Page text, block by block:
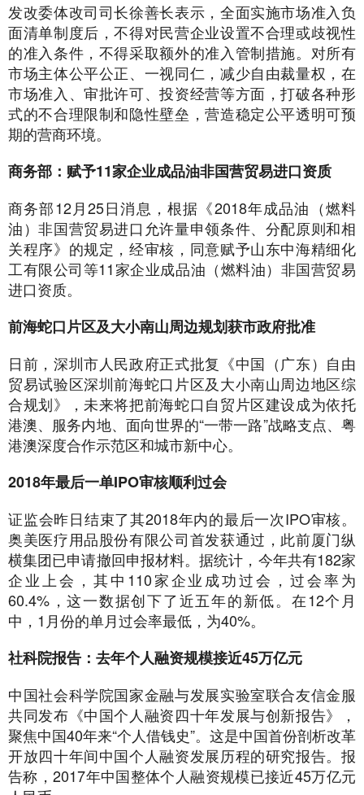
发改委体改司司长徐善长表示，全面实施市场准入负
面清单制度后，不得对民营企业设置不合理或歧视性
的准入条件，不得采取额外的准入管制措施。对所有
市场主体公平公正、一视同仁，减少自由裁量权，在
市场准入、审批许可、投资经营等方面，打破各种形
式的不合理限制和隐性壁垒，营造稳定公平透明可预
期的营商环境。
商务部：赋予11家企业成品油非国营贸易进口资质
商务部12月25日消息，根据《2018年成品油（燃料
油）非国营贸易进口允许量申领条件、分配原则和相
关程序》的规定，经审核，同意赋予山东中海精细化
工有限公司等11家企业成品油（燃料油）非国营贸易
进口资质。
前海蛇口片区及大小南山周边规划获市政府批准
日前，深圳市人民政府正式批复《中国（广东）自由
贸易试验区深圳前海蛇口片区及大小南山周边地区综
合规划》，未来将把前海蛇口自贸片区建设成为依托
港澳、服务内地、面向世界的“一带一路”战略支点、粤
港澳深度合作示范区和城市新中心。
2018年最后一单IPO审核顺利过会
证监会昨日结束了其2018年内的最后一次IPO审核。
奥美医疗用品股份有限公司首发获通过，此前厦门纵
横集团已申请撤回申报材料。据统计，今年共有182家
企业上会，其中110家企业成功过会，过会率为
60.4%，这一数据创下了近五年的新低。在12个月
中，1月份的单月过会率最低，为40%。
社科院报告：去年个人融资规模接近45万亿元
中国社会科学院国家金融与发展实验室联合友信金服
共同发布《中国个人融资四十年发展与创新报告》，
聚焦中国40年来“个人借钱史”。这是中国首份剖析改革
开放四十年间中国个人融资发展历程的研究报告。报
告称，2017年中国整体个人融资规模已接近45万亿元